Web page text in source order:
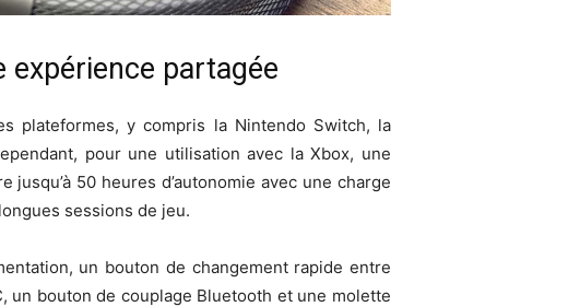
partagée
plateformes, y compris la Nintendo Switch, la
pour une utilisation avec la Xbox, une
50 heures d’autonomie avec une charge
sessions de jeu.
un bouton de changement rapide entre
un bouton de couplage Bluetooth et une molette